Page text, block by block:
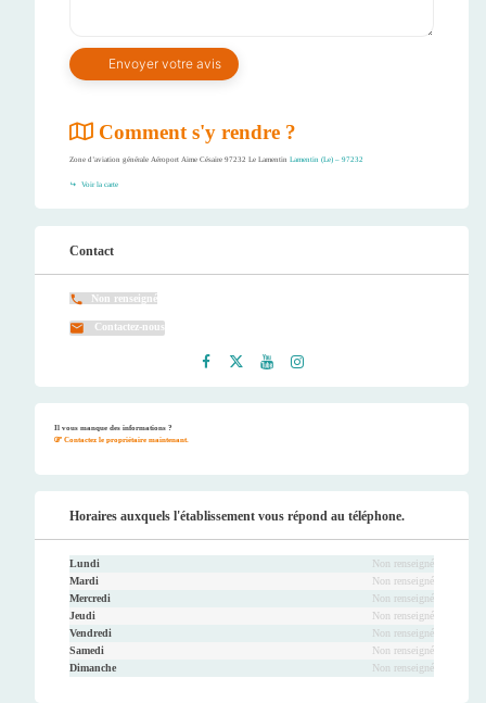
Comment s'y rendre ?
Zone d’aviation générale Aéroport Aime Césaire 97232 Le Lamentin Lamentin (Le) – 97232
Voir la carte
Contact
Non renseigné
Contactez-nous
Il vous manque des informations ?
Contactez le propriétaire maintenant.
Horaires auxquels l'établissement vous répond au téléphone.
Lundi
Non renseigné
Mardi
Non renseigné
Mercredi
Non renseigné
Jeudi
Non renseigné
Vendredi
Non renseigné
Samedi
Non renseigné
Dimanche
Non renseigné